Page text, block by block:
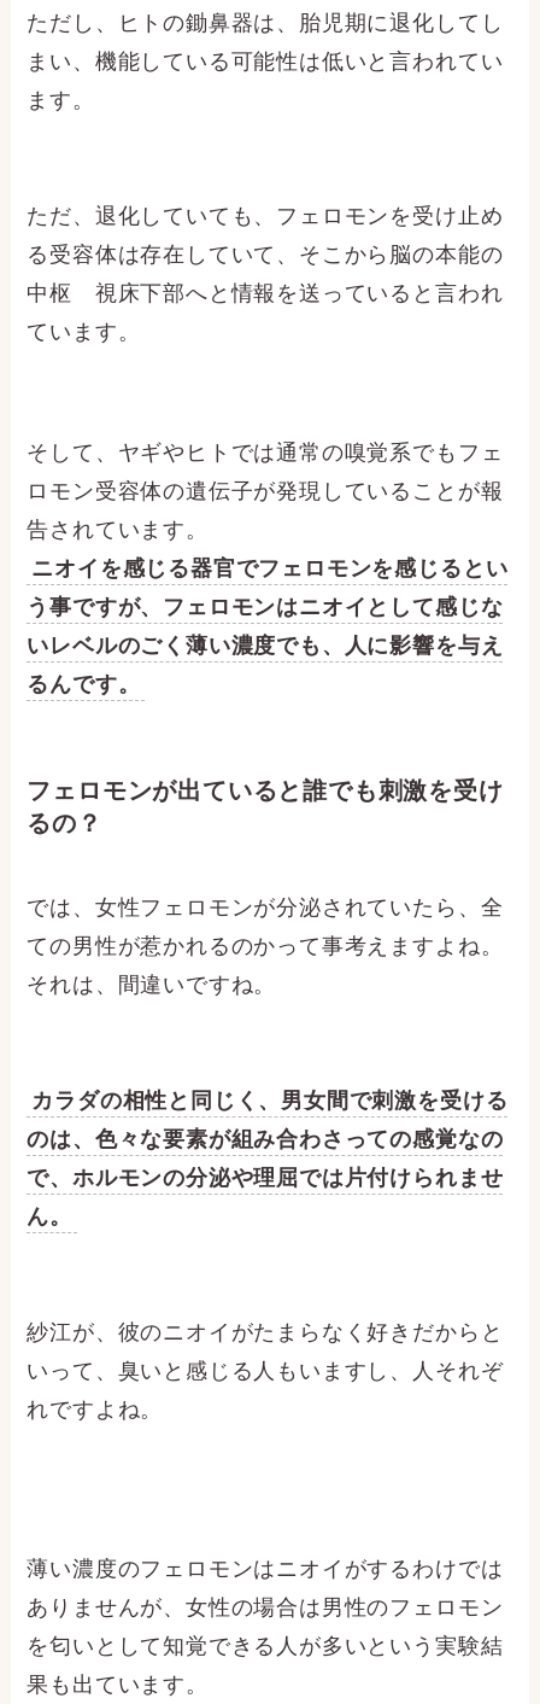
ただし、ヒトの鋤鼻器は、胎児期に退化してし
まい、機能している可能性は低いと言われてい
ます。
ただ、退化していても、フェロモンを受け止め
る受容体は存在していて、そこから脳の本能の
中枢 視床下部へと情報を送っていると言われ
ています。
そして、ヤギやヒトでは通常の嗅覚系でもフェ
ロモン受容体の遺伝子が発現していることが報
告されています。
ニオイを感じる器官でフェロモンを感じるとい
う事ですが、フェロモンはニオイとして感じな
いレベルのごく薄い濃度でも、人に影響を与え
るんです。
フェロモンが出ていると誰でも刺激を受け
るの？
では、女性フェロモンが分泌されていたら、全
ての男性が惹かれるのかって事考えますよね。
それは、間違いですね。
カラダの相性と同じく、男女間で刺激を受ける
のは、色々な要素が組み合わさっての感覚なの
で、ホルモンの分泌や理屈では片付けられませ
ん。
紗江が、彼のニオイがたまらなく好きだからと
いって、臭いと感じる人もいますし、人それぞ
れですよね。
薄い濃度のフェロモンはニオイがするわけでは
ありませんが、女性の場合は男性のフェロモン
を匂いとして知覚できる人が多いという実験結
果も出ています。